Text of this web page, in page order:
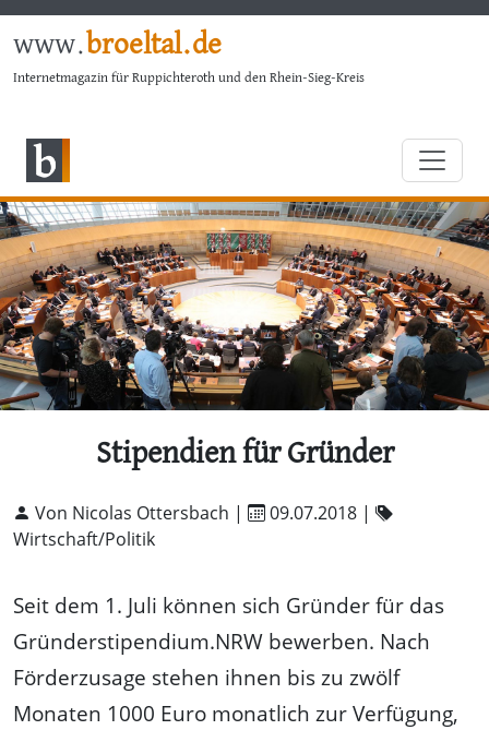
www.broeltal.de
Internetmagazin für Ruppichteroth und den Rhein-Sieg-Kreis
Stipendien für Gründer
Von Nicolas Ottersbach | 09.07.2018 |
Wirtschaft/Politik
Seit dem 1. Juli können sich Gründer für das
Gründerstipendium.NRW bewerben. Nach
Förderzusage stehen ihnen bis zu zwölf
Monaten 1000 Euro monatlich zur Verfügung,